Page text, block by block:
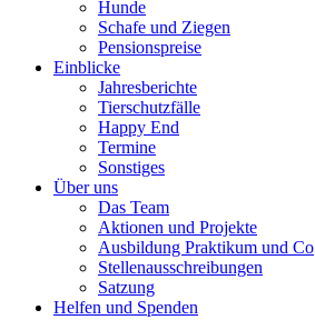
Hunde
Schafe und Ziegen
Pensionspreise
Einblicke
Jahresberichte
Tierschutzfälle
Happy End
Termine
Sonstiges
Über uns
Das Team
Aktionen und Projekte
Ausbildung Praktikum und Co
Stellenausschreibungen
Satzung
Helfen und Spenden